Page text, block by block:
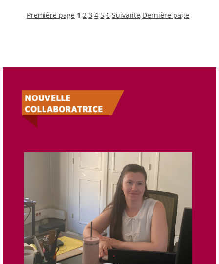
Première page 1 2 3 4 5 6 Suivante Dernière page